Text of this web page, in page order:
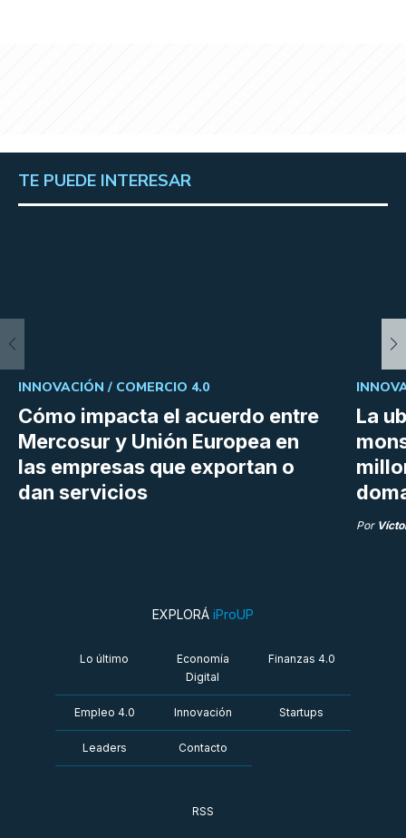
TE PUEDE INTERESAR
Cómo impacta el acuerdo entre
Mercosur y Unión Europea en
las empresas que exportan o
dan servicios
INNOVACIÓN / COMERCIO 4.0
La
Por
EXPLORÁ iProUP
Lo último
Economía
Digital
Finanzas 4.0
Empleo 4.0 Innovación Startups
Leaders Contacto
RSS